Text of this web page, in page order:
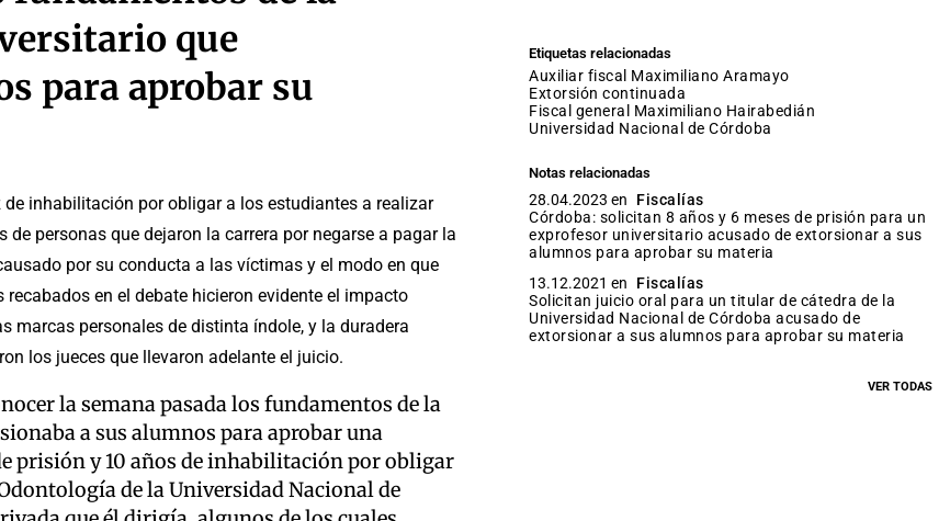
que
para aprobar su
inhabilitación por obligar a los estudiantes a realizar
personas que dejaron la carrera por negarse a pagar la
por su conducta a las víctimas y el modo en que
en el debate hicieron evidente el impacto
marcas personales de distinta índole, y la duradera
los jueces que llevaron adelante el juicio.
la semana pasada los fundamentos de la
a sus alumnos para aprobar una
prisión y 10 años de inhabilitación por obligar
de la Universidad Nacional de
Etiquetas relacionadas
auxiliar fiscal Maximiliano Aramayo
Extorsión continuada
fiscal general Maximiliano Hairabedián
Universidad Nacional de Córdoba
Notas relacionadas
28.04.2023 en
Fiscalías
Córdoba: solicitan 8 años y 6 meses de prisión para un
exprofesor universitario acusado de extorsionar a sus
alumnos para aprobar su materia
13.12.2021 en
Fiscalías
Solicitan juicio oral para un titular de cátedra de la
Universidad Nacional de Córdoba acusado de
extorsionar a sus alumnos para aprobar su materia
VER TODAS